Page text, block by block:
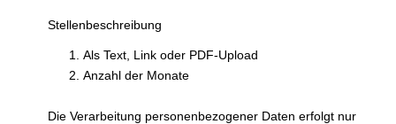
Stellenbeschreibung
Als Text, Link oder PDF-Upload
Anzahl der Monate
Die Verarbeitung personenbezogener Daten erfolgt nur